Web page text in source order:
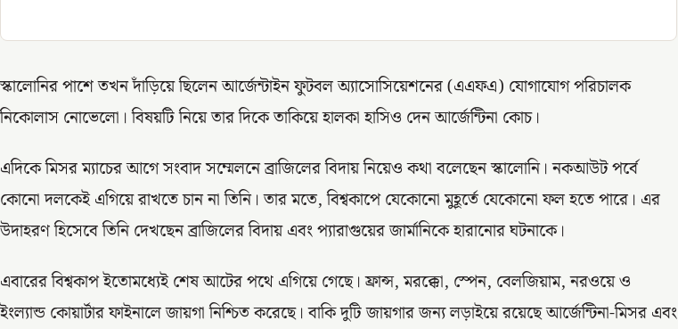
স্কালোনির পাশে তখন দাঁড়িয়ে ছিলেন আর্জেন্টাইন ফুটবল অ্যাসোসিয়েশনের (এএফএ) যোগাযোগ পরিচালক
নিকোলাস নোভেলো। বিষয়টি নিয়ে তার দিকে তাকিয়ে হালকা হাসিও দেন আর্জেন্টিনা কোচ।
এদিকে মিসর ম্যাচের আগে সংবাদ সম্মেলনে ব্রাজিলের বিদায় নিয়েও কথা বলেছেন স্কালোনি। নকআউট পর্বে
কোনো দলকেই এগিয়ে রাখতে চান না তিনি। তার মতে, বিশ্বকাপে যেকোনো মুহূর্তে যেকোনো ফল হতে পারে। এর
উদাহরণ হিসেবে তিনি দেখছেন ব্রাজিলের বিদায় এবং প্যারাগুয়ের জার্মানিকে হারানোর ঘটনাকে।
এবারের বিশ্বকাপ ইতোমধ্যেই শেষ আটের পথে এগিয়ে গেছে। ফ্রান্স, মরক্কো, স্পেন, বেলজিয়াম, নরওয়ে ও
ইংল্যান্ড কোয়ার্টার ফাইনালে জায়গা নিশ্চিত করেছে। বাকি দুটি জায়গার জন্য লড়াইয়ে রয়েছে আর্জেন্টিনা-মিসর এবং